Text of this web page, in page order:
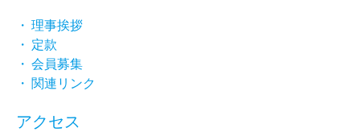
・ 理事挨拶
・ 定款
・ 会員募集
・ 関連リンク
アクセス